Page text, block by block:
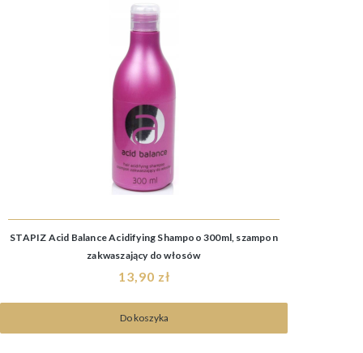
STAPIZ Acid Balance Acidifying Shampoo 300ml, szampon
zakwaszający do włosów
13,90 zł
Do koszyka